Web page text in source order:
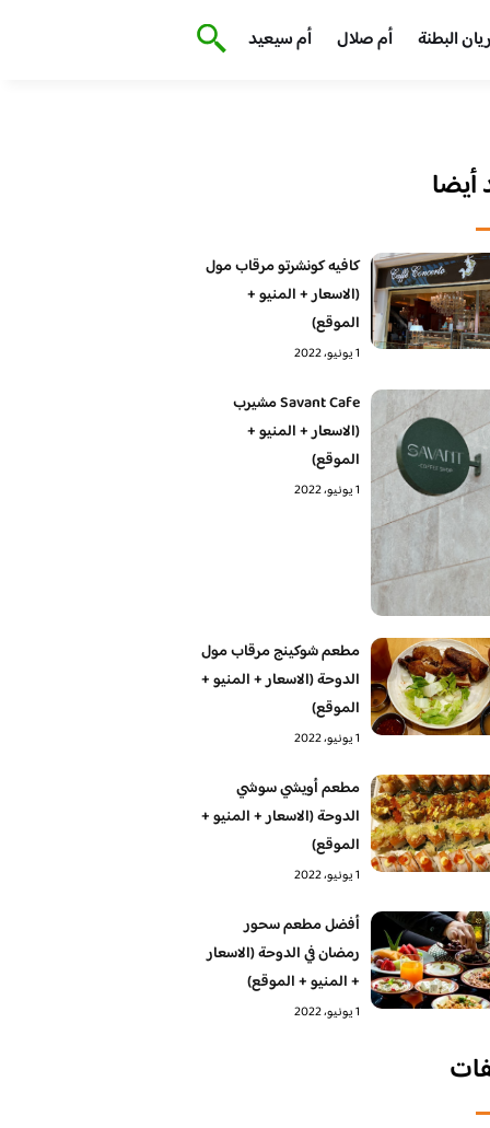
البطنة أم صلال أم سيعيد
كافيه كونشرتو مرقاب مول
(الاسعار + المنيو +
الموقع)
1 يونيو، 2022
Savant Cafe مشيرب
(الاسعار + المنيو +
الموقع)
1 يونيو، 2022
مطعم شوكينج مرقاب مول
الدوحة (الاسعار + المنيو +
الموقع)
1 يونيو، 2022
مطعم أويشي سوشي
الدوحة (الاسعار + المنيو +
الموقع)
1 يونيو، 2022
أفضل مطعم سحور
رمضان في الدوحة (الاسعار
+ المنيو + الموقع)
1 يونيو، 2022